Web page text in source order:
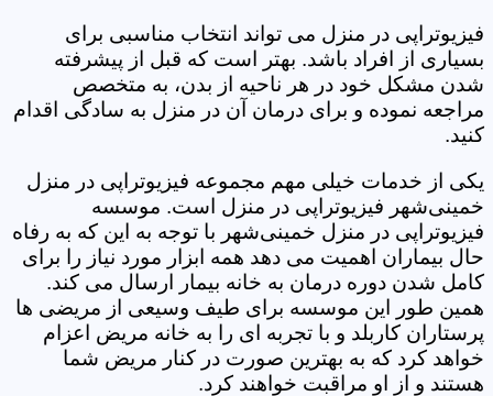
فیزیوتراپی در منزل می تواند انتخاب مناسبی برای
بسیاری از افراد باشد. بهتر است که قبل از پیشرفته
شدن مشکل خود در هر ناحیه از بدن، به متخصص
مراجعه نموده و برای درمان آن در منزل به سادگی اقدام
کنید.
یکی از خدمات خیلی مهم مجموعه فیزیوتراپی در منزل
خمینی‌شهر فیزیوتراپی در منزل است. موسسه
فیزیوتراپی در منزل خمینی‌شهر با توجه به این که به رفاه
حال بیماران اهمیت می دهد همه ابزار مورد نیاز را برای
کامل شدن دوره درمان به خانه بیمار ارسال می کند.
همین طور این موسسه برای طیف وسیعی از مریضی ها
پرستاران کاربلد و با تجربه ای را به خانه مریض اعزام
خواهد کرد که به بهترین صورت در کنار مریض شما
هستند و از او مراقبت خواهند کرد.